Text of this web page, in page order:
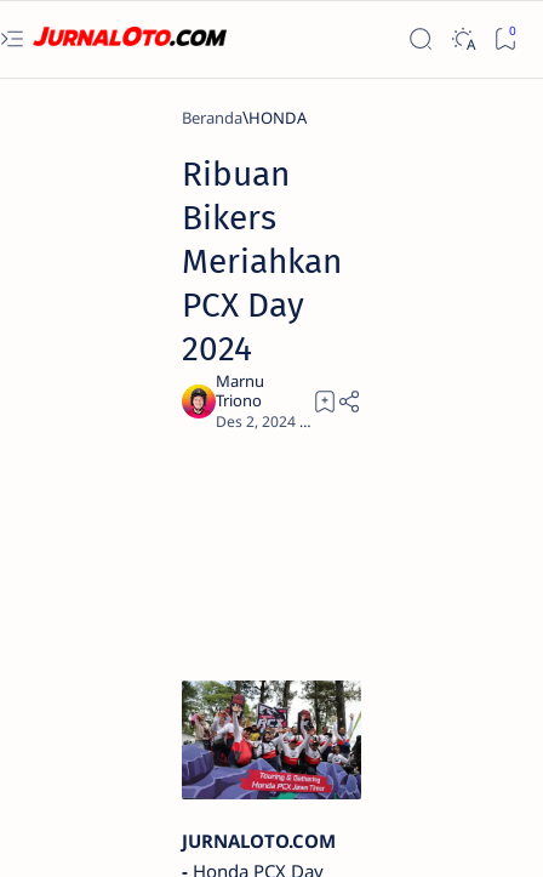
Beranda HONDA
Ribuan
Bikers
Meriahkan
PCX Day
2024
2
JURNALOTO.COM
- Honda PCX Day